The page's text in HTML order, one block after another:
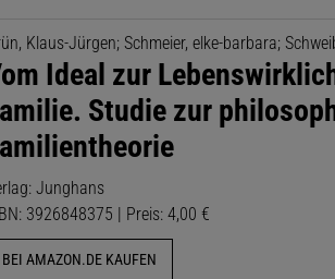
Klaus-Jürgen; Schmeier, elke-barbara;
Ideal zur
Studie zur
Junghans
3926848375 | Preis: 4,00 €
BEI AMAZON.DE KAUFEN